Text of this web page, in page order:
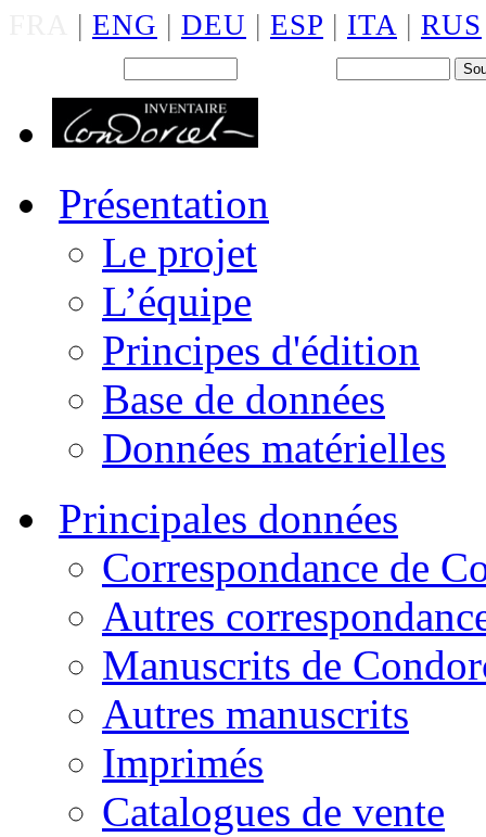
| ENG | DEU | ESP | ITA | RUS
Présentation
Le projet
L’équipe
Principes d'édition
Base de données
Données matérielles
Principales données
Correspondance de
Autres
Manuscrits de
Autres manuscrits
Imprimés
Catalogues de vente